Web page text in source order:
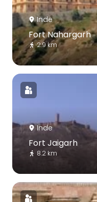
Inde
Fort Nahargarh
2.9 km
Inde
Fort Jaigarh
8.2 km